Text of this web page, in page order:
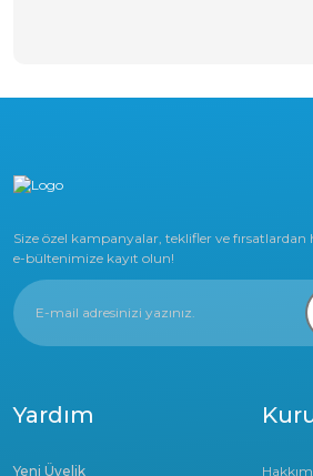
Size özel kampanyalar, teklifler ve
e-bültenimize kayıt olun!
Yardım
Yeni Üyelik